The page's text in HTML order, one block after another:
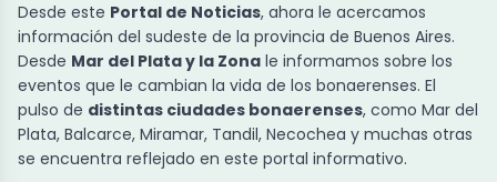
Desde este Portal de Noticias, ahora le acercamos
información del sudeste de la provincia de Buenos Aires.
Desde Mar del Plata y la Zona le informamos sobre los
eventos que le cambian la vida de los bonaerenses. El
pulso de distintas ciudades bonaerenses, como Mar del
Plata, Balcarce, Miramar, Tandil, Necochea y muchas otras
se encuentra reflejado en este portal informativo.